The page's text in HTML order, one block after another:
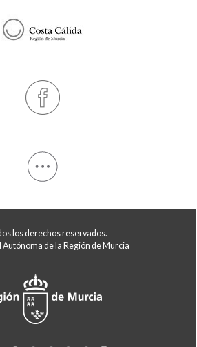
los derechos reservados.
de la Región de Murcia